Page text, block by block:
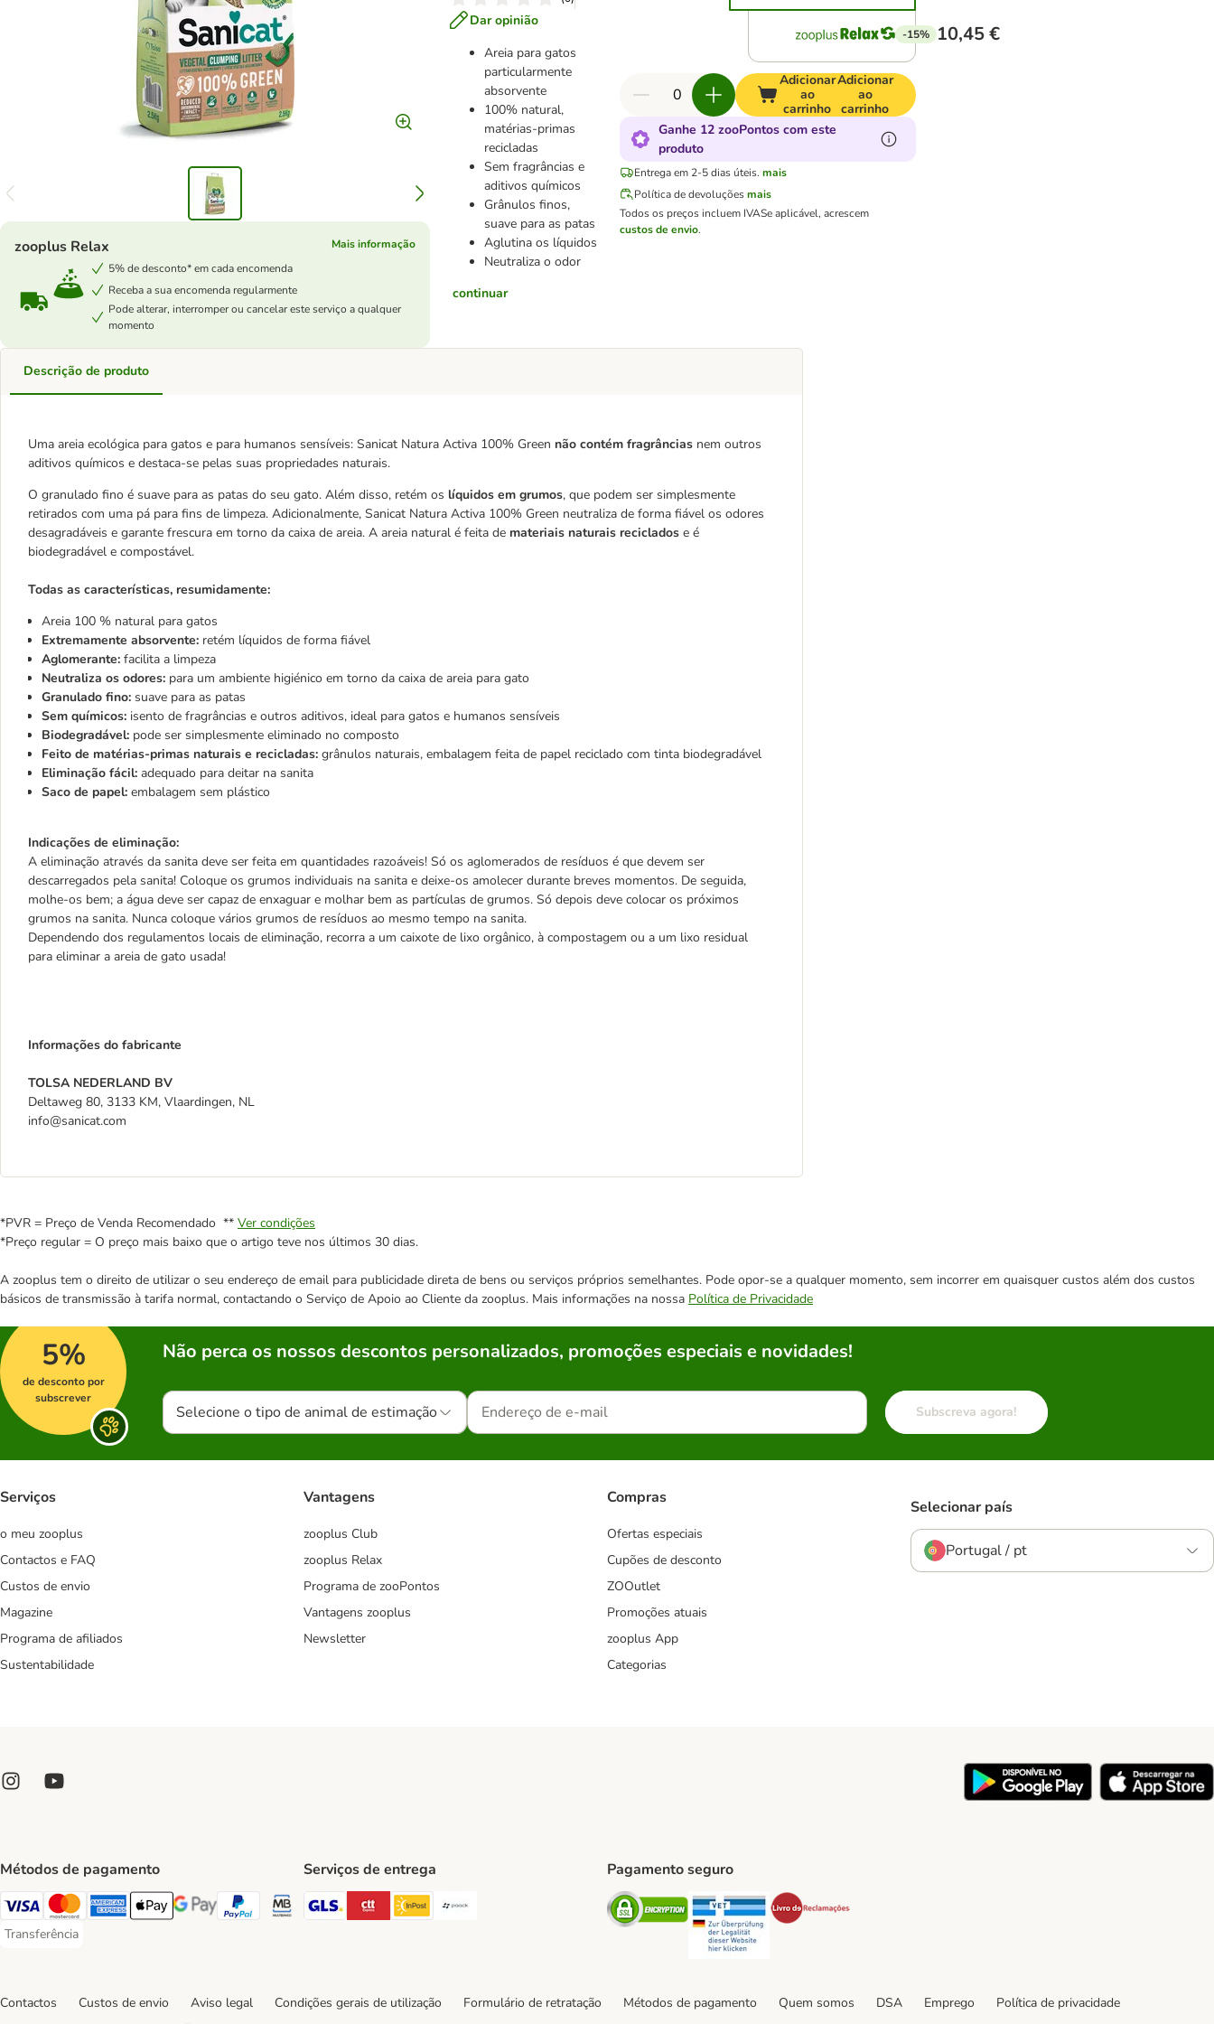
Dar opinião
Areia para gatos
particularmente
absorvente
100% natural,
matérias-primas
recicladas
Sem fragrâncias e
aditivos químicos
Grânulos finos,
suave para as patas
Aglutina os líquidos
Neutraliza o odor
continuar
zooplus Relax
Mais informação
5% de desconto* em cada encomenda
Receba a sua encomenda regularmente
Pode alterar, interromper ou cancelar este serviço a qualquer
momento
-15% 10,45 €
Adicionar
ao
carrinho
Adicionar
ao
carrinho
Ganhe 12 zooPontos com este
produto
Entrega em 2-5 dias úteis. mais
Política de devoluções mais
Todos os preços incluem IVASe aplicável, acrescem
custos de envio.
Descrição de produto
Uma areia ecológica para gatos e para humanos sensíveis: Sanicat Natura Activa 100% Green não contém fragrâncias nem outros
aditivos químicos e destaca-se pelas suas propriedades naturais.
O granulado fino é suave para as patas do seu gato. Além disso, retém os líquidos em grumos, que podem ser simplesmente
retirados com uma pá para fins de limpeza. Adicionalmente, Sanicat Natura Activa 100% Green neutraliza de forma fiável os odores
desagradáveis e garante frescura em torno da caixa de areia. A areia natural é feita de materiais naturais reciclados e é
biodegradável e compostável.
Todas as características, resumidamente:
Areia 100 % natural para gatos
Extremamente absorvente: retém líquidos de forma fiável
Aglomerante: facilita a limpeza
Neutraliza os odores: para um ambiente higiénico em torno da caixa de areia para gato
Granulado fino: suave para as patas
Sem químicos: isento de fragrâncias e outros aditivos, ideal para gatos e humanos sensíveis
Biodegradável: pode ser simplesmente eliminado no composto
Feito de matérias-primas naturais e recicladas: grânulos naturais, embalagem feita de papel reciclado com tinta biodegradável
Eliminação fácil: adequado para deitar na sanita
Saco de papel: embalagem sem plástico
Indicações de eliminação:
A eliminação através da sanita deve ser feita em quantidades razoáveis! Só os aglomerados de resíduos é que devem ser
descarregados pela sanita! Coloque os grumos individuais na sanita e deixe-os amolecer durante breves momentos. De seguida,
molhe-os bem; a água deve ser capaz de enxaguar e molhar bem as partículas de grumos. Só depois deve colocar os próximos
grumos na sanita. Nunca coloque vários grumos de resíduos ao mesmo tempo na sanita.
Dependendo dos regulamentos locais de eliminação, recorra a um caixote de lixo orgânico, à compostagem ou a um lixo residual
para eliminar a areia de gato usada!
Informações do fabricante
TOLSA NEDERLAND BV
Deltaweg 80, 3133 KM, Vlaardingen, NL
info@sanicat.com
*PVR = Preço de Venda Recomendado ** Ver condições
*Preço regular = O preço mais baixo que o artigo teve nos últimos 30 dias.
A zooplus tem o direito de utilizar o seu endereço de email para publicidade direta de bens ou serviços próprios semelhantes. Pode opor-se a qualquer momento, sem incorrer em quaisquer custos além dos custos
básicos de transmissão à tarifa normal, contactando o Serviço de Apoio ao Cliente da zooplus. Mais informações na nossa Política de Privacidade
5%
de desconto por
subscrever
Não perca os nossos descontos personalizados, promoções especiais e novidades!
Selecione o tipo de animal de estimação Subscreva agora!
Serviços
o meu zooplus
Contactos e FAQ
Custos de envio
Magazine
Programa de afiliados
Sustentabilidade
Vantagens
zooplus Club
zooplus Relax
Programa de zooPontos
Vantagens zooplus
Newsletter
Compras
Ofertas especiais
Cupões de desconto
ZOOutlet
Promoções atuais
zooplus App
Categorias
Selecionar país
Portugal / pt
Métodos de pagamento
Visa Payment Method
Mastercard Payment Method
American Express Payment Method
Apple Pay Payment Method
Google Pay Payment Method
PayPal Payment Method
Multibanco Payment Method
Transferência
Transferência Payment Method
Serviços de entrega
GLS Shipping Method
CTTExpress Shipping Method
InPost Shipping Method
Paack Shipping Method
Pagamento seguro
Security Security
Contactos Custos de envio Aviso legal Condições gerais de utilização Formulário de retratação Métodos de pagamento Quem somos DSA Emprego
Política de privacidade